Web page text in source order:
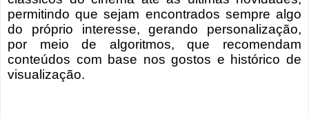
permitindo que sejam encontrados sempre algo
do próprio interesse, gerando personalização,
por meio de algoritmos, que recomendam
conteúdos com base nos gostos e histórico de
visualização.